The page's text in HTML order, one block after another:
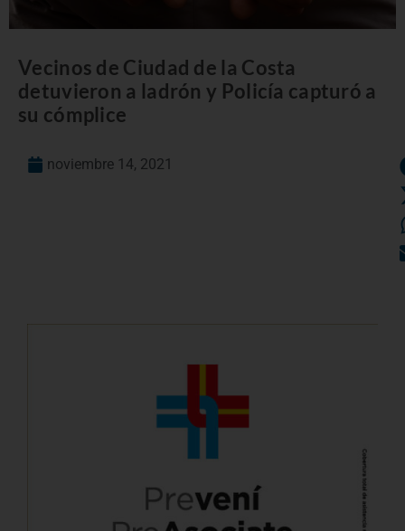
Vecinos de Ciudad de la Costa
detuvieron a ladrón y Policía capturó a
su cómplice
noviembre 14, 2021